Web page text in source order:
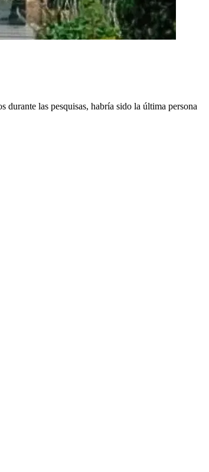
durante las pesquisas, habría sido la última persona